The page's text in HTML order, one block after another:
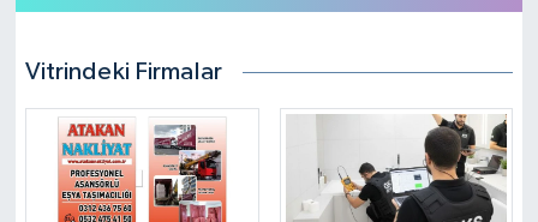
Vitrindeki Firmalar